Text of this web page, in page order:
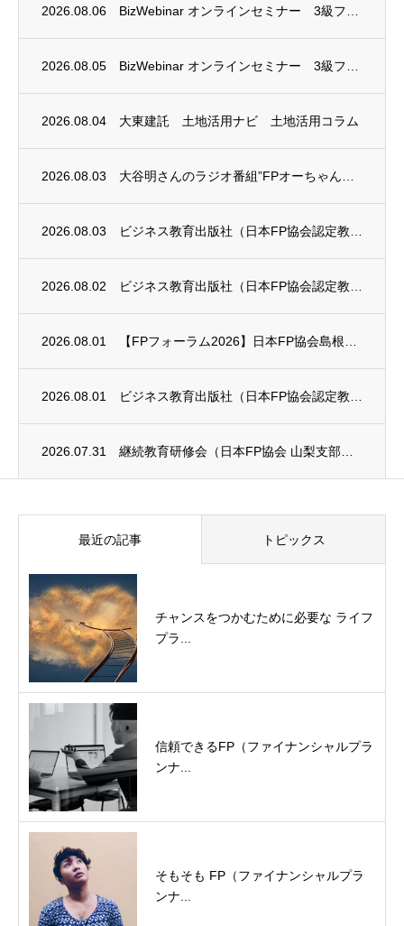
2026.08.06
2026.08.05
2026.08.04 大東建託 土地活用ナビ 土地活用コラム
2026.08.03
2026.08.03
2026.08.02
2026.08.01
2026.08.01
2026.07.31
最近の記事 トピックス
チャンスをつかむために必要な ライフ
プラ...
信頼できるFP（ファイナンシャルプラ
ンナ...
そもそも FP（ファイナンシャルプラ
ンナ...